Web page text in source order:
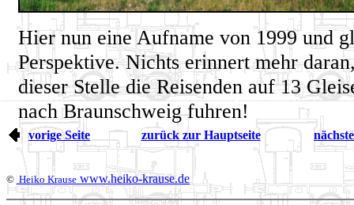
Hier nun eine Aufname von 1999 und
Perspektive. Nichts erinnert mehr
dieser Stelle die Reisenden auf 13
nach Braunschweig fuhren!
vorige Seite zurück zur Hauptseite
© Heiko Krause www.heiko-krause.de